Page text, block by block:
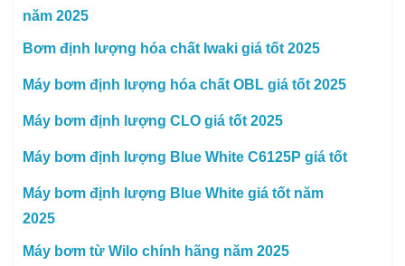
năm 2025
Bơm định lượng hóa chất Iwaki giá tốt 2025
Máy bơm định lượng hóa chất OBL giá tốt 2025
Máy bơm định lượng CLO giá tốt 2025
Máy bơm định lượng Blue White C6125P giá tốt
Máy bơm định lượng Blue White giá tốt năm
2025
Máy bơm từ Wilo chính hãng năm 2025